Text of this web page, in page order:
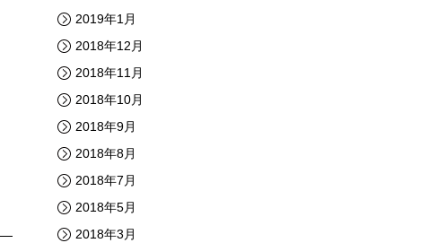
2019年1月
2018年12月
2018年11月
2018年10月
2018年9月
2018年8月
2018年7月
2018年5月
2018年3月